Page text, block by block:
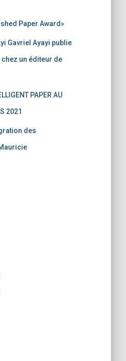
Paper Award»
Gavriel Ayayi publie
un éditeur de
PAPER AU
2021
des